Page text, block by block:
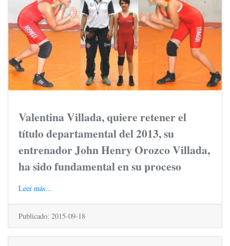
Valentina Villada, quiere retener el
título departamental del 2013, su
entrenador John Henry Orozco Villada,
ha sido fundamental en su proceso
Leer más...
Publicado: 2015-09-18